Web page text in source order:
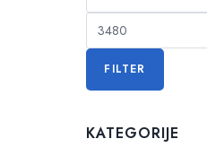
i
i
l
n
a
s
m
FILTER
KATEGORIJE